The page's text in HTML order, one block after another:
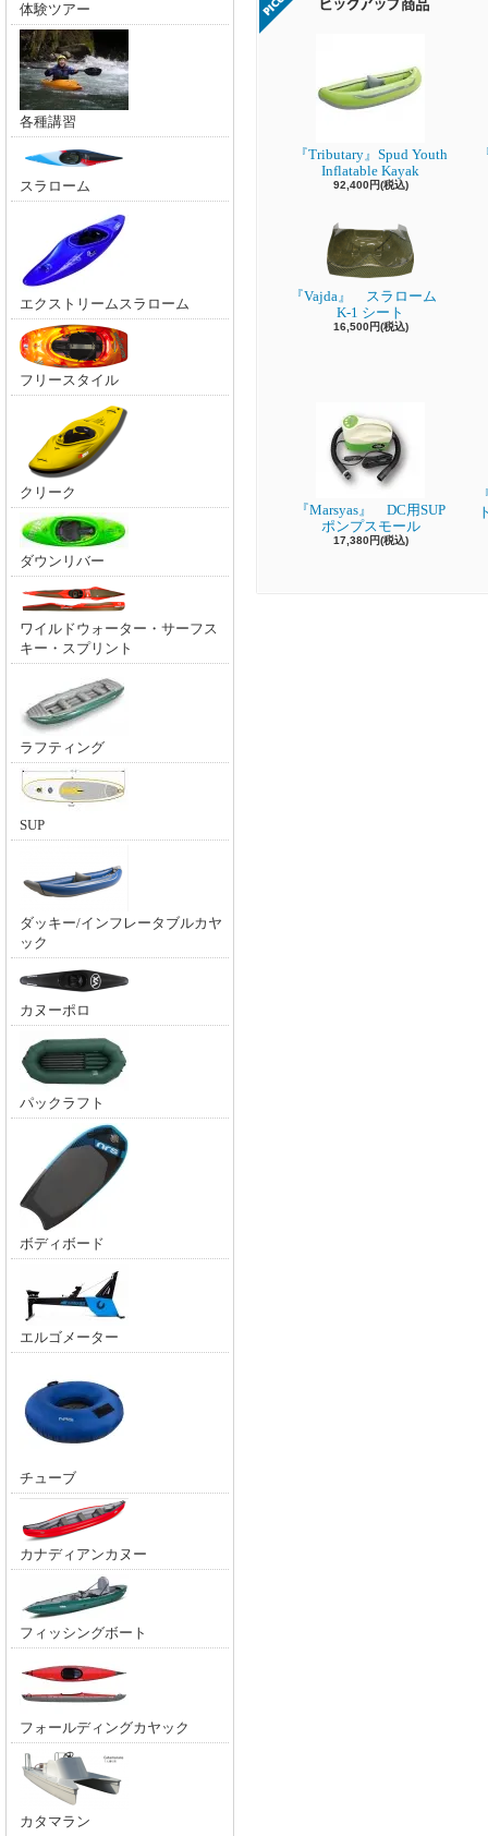
体験ツアー
各種講習
スラローム
エクストリームスラローム
フリースタイル
クリーク
ダウンリバー
ワイルドウォーター・サーフス
キー・スプリント
ラフティング
SUP
ダッキー/インフレータブルカヤ
ック
カヌーポロ
パックラフト
ボディボード
エルゴメーター
チューブ
カナディアンカヌー
フィッシングボート
フォールディングカヤック
カタマラン
『Tributary』Spud Youth
Inflatable Kayak
92,400円(税込)
『Vajda』 スラローム
K-1 シート
16,500円(税込)
『Marsyas』 DC用SUP
ポンプスモール
17,380円(税込)